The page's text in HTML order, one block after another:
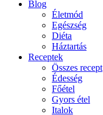
Blog
Életmód
Egészség
Diéta
Háztartás
Receptek
Összes recept
Édesség
Főétel
Gyors étel
Italok